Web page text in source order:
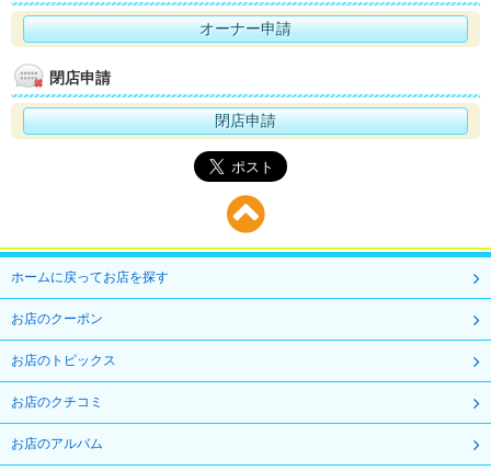
オーナー申請
閉店申請
閉店申請
ホームに戻ってお店を探す
お店のクーポン
お店のトピックス
お店のクチコミ
お店のアルバム